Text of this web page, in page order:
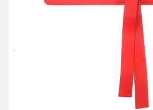
詳しく見る